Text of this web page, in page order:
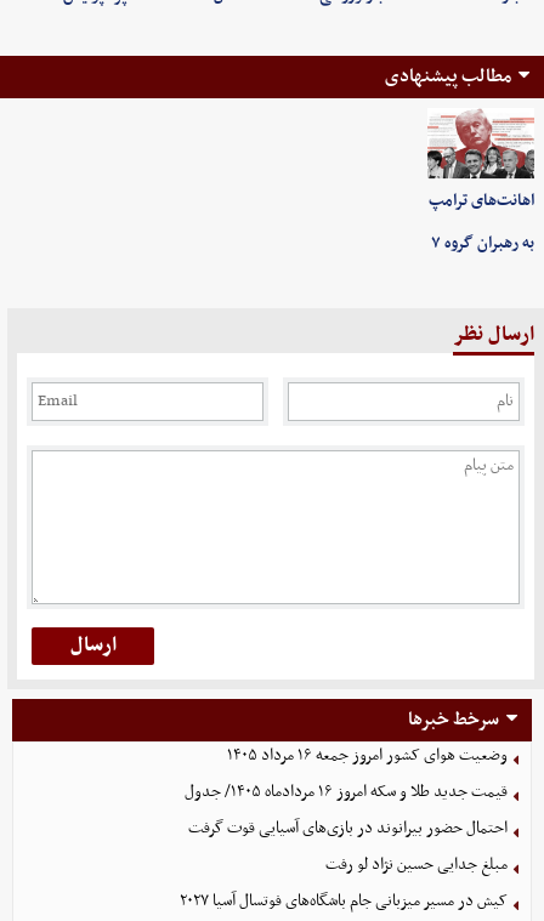
مطالب پیشنهادی
اهانت‌های ترامپ
به رهبران گروه ۷
ارسال نظر
سرخط خبرها
وضعیت هوای کشور امروز جمعه ۱۶ مرداد ۱۴۰۵
قیمت جدید طلا و سکه امروز ۱۶ مردادماه ۱۴۰۵/ جدول
احتمال حضور بیرانوند در بازی‌های آسیایی قوت گرفت
مبلغ جدایی حسین نژاد لو رفت
کیش در مسیر میزبانی جام باشگاه‌های فوتسال آسیا ۲۰۲۷